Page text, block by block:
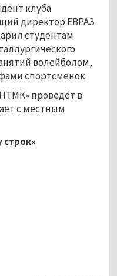
клуба
директор ЕВРАЗ
студентам
волейболом,
спортсменок.
проведёт в
с местным